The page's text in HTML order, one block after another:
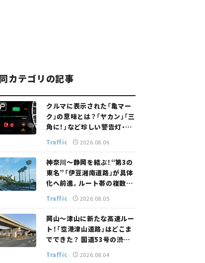
同カテゴリの記事
クルマに表示された「亀マー
ク」の意味とは？「ヤカン」「三
角に！」など珍しい警告灯・表
示灯を解説。 意外と便利なマ
ークも【クルマの知識】
Traffic 2026.08.06
神奈川～静岡を結ぶ！“第3の
東名”「伊豆湘南道路」が具体
化へ前進。ルート帯の複数案
検討へ。熱海まで信号ゼロが
実現？ 【いま気になる道路計
画】
Traffic 2026.08.05
岡山～津山に新たな高速ルー
ト！「空港津山道路」はどこま
でできた？ 国道53号の渋滞
緩和に期待。岡山市側でも動
きが【いま気になる道路計画】
Traffic 2026.08.04